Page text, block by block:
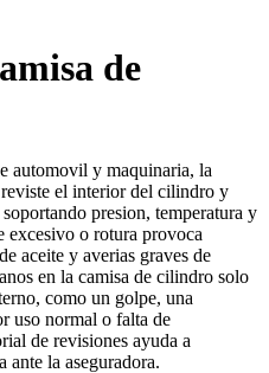
de
automovil y maquinaria, la
el interior del cilindro y
presion, temperatura y
excesivo o rotura provoca
aceite y averias graves de
en la camisa de cilindro solo
como un golpe, una
uso normal o falta de
de revisiones ayuda a
ante la aseguradora.